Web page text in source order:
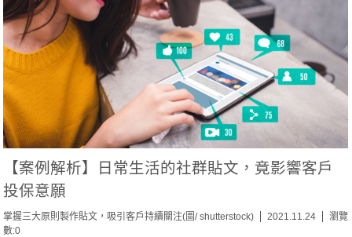
【案例解析】日常生活的社群貼文，竟影響客戶
投保意願
掌握三大原則製作貼文，吸引客戶持續關注(圖/ shutterstock) 2021.11.24
瀏覽
數:0